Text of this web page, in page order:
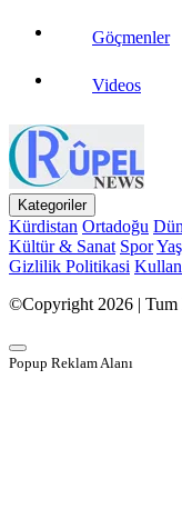
Göçmenler
Videos
Kategoriler
Kürdistan Ortadoğu
Kültür & Sanat Spor
Gizlilik Politikasi
©Copyright 2026 | Tum
Popup Reklam Alanı